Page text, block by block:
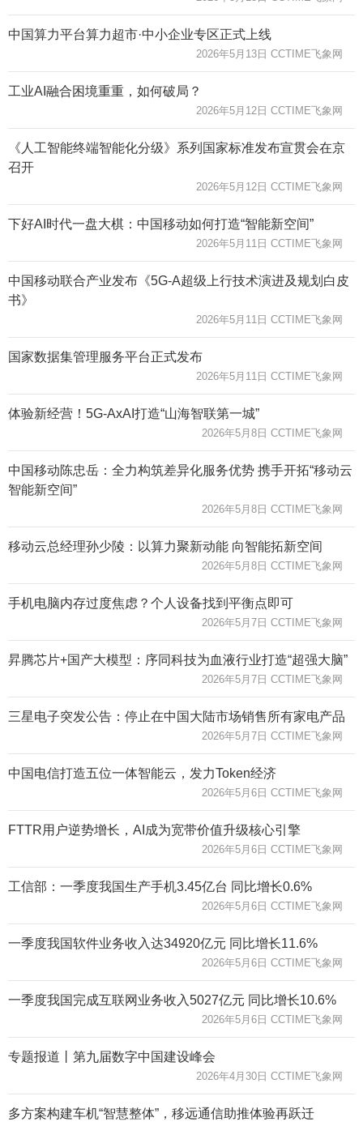
中国算力平台算力超市·中小企业专区正式上线
2026年5月13日 CCTIME飞象网
工业AI融合困境重重，如何破局？
2026年5月12日 CCTIME飞象网
《人工智能终端智能化分级》系列国家标准发布宣贯会在京
召开
2026年5月12日 CCTIME飞象网
下好AI时代一盘大棋：中国移动如何打造“智能新空间”
2026年5月11日 CCTIME飞象网
中国移动联合产业发布《5G-A超级上行技术演进及规划白皮
书》
2026年5月11日 CCTIME飞象网
国家数据集管理服务平台正式发布
2026年5月11日 CCTIME飞象网
体验新经营！5G-AxAI打造“山海智联第一城”
2026年5月8日 CCTIME飞象网
中国移动陈忠岳：全力构筑差异化服务优势 携手开拓“移动云
智能新空间”
2026年5月8日 CCTIME飞象网
移动云总经理孙少陵：以算力聚新动能 向智能拓新空间
2026年5月8日 CCTIME飞象网
手机电脑内存过度焦虑？个人设备找到平衡点即可
2026年5月7日 CCTIME飞象网
昇腾芯片+国产大模型：序同科技为血液行业打造“超强大脑”
2026年5月7日 CCTIME飞象网
三星电子突发公告：停止在中国大陆市场销售所有家电产品
2026年5月7日 CCTIME飞象网
中国电信打造五位一体智能云，发力Token经济
2026年5月6日 CCTIME飞象网
FTTR用户逆势增长，AI成为宽带价值升级核心引擎
2026年5月6日 CCTIME飞象网
工信部：一季度我国生产手机3.45亿台 同比增长0.6%
2026年5月6日 CCTIME飞象网
一季度我国软件业务收入达34920亿元 同比增长11.6%
2026年5月6日 CCTIME飞象网
一季度我国完成互联网业务收入5027亿元 同比增长10.6%
2026年5月6日 CCTIME飞象网
专题报道丨第九届数字中国建设峰会
2026年4月30日 CCTIME飞象网
多方案构建车机“智慧整体”，移远通信助推体验再跃迁